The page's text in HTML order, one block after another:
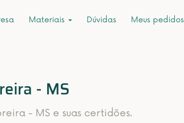
Materiais Dúvidas Meus pedidos
- MS
- MS e suas certidões.